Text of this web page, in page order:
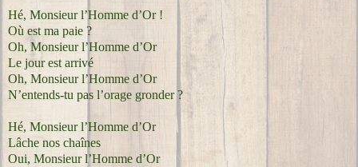
Hé, Monsieur l’Homme d’Or !
Où est ma paie ?
Oh, Monsieur l’Homme d’Or
Le jour est arrivé
Oh, Monsieur l’Homme d’Or
N’entends-tu pas l’orage gronder ?
Hé, Monsieur l’Homme d’Or
Lâche nos chaînes
Oui, Monsieur l’Homme d’Or